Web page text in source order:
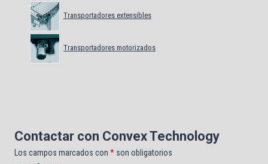
Transportadores extensibles
Transportadores motorizados
Contactar con Convex Technology
Los campos marcados con * son obligatorios